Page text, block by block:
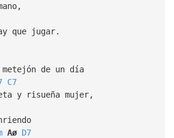
que jugar.
de un día
C7
y risueña mujer,
Aø D7